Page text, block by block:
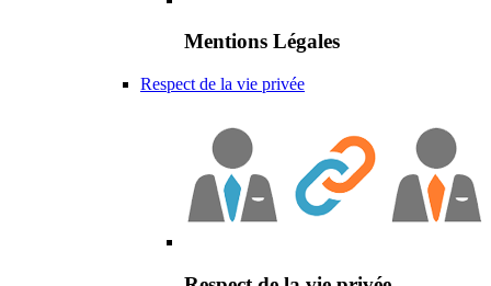
Mentions Légales
Respect de la vie privée